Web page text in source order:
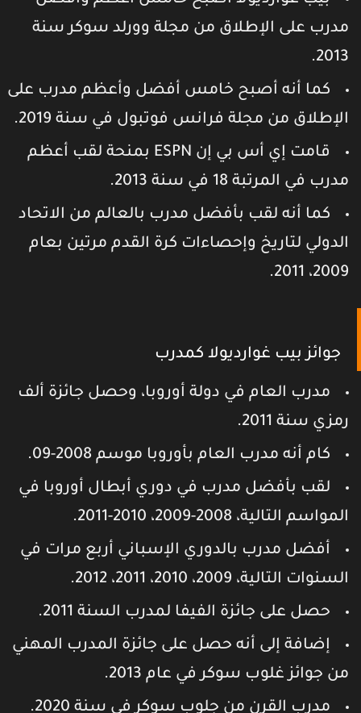
على الإطلاق من مجلة وورلد سوكر سنة
كما أنه أصبح خامس أفضل وأعظم مدرب على
من مجلة فرانس فوتبول في سنة 2019.
قامت إي أس بي إن ESPN بمنحة لقب أعظم
في المرتبة 18 في سنة 2013.
كما أنه لقب بأفضل مدرب بالعالم من الاتحاد
لتاريخ وإحصاءات كرة القدم مرتين بعام
2011.
جوائز بيب غوارديولا كمدرب
مدرب العام في دولة أوروبا، وحصل جائزة ألف
سنة 2011.
كام أنه مدرب العام بأوروبا موسم 2008-09.
لقب بأفضل مدرب في دوري أبطال أوروبا في
التالية، 2008-2009، 2010-2011.
أفضل مدرب بالدوري الإسباني أربع مرات في
التالية، 2009، 2010، 2011، 2012.
حصل على جائزة الفيفا لمدرب السنة 2011.
إضافة إلى أنه حصل على جائزة المدرب المهني
جوائز غلوب سوكر في عام 2013.
مدرب القرن من جلوب سوكر في سنة 2020.